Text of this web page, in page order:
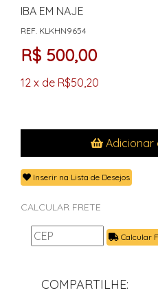
IBA EM NAJE
REF. KLKHN9654
R$ 500,00
12 x de R$50,20
Adicionar
Inserir na Lista de Desejos
CALCULAR FRETE
Calcular
COMPARTILHE: